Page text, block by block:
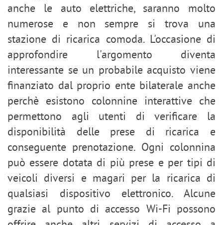
anche le auto elettriche, saranno molto
numerose e non sempre si trova una
stazione di ricarica comoda. L'occasione di
approfondire l'argomento diventa
interessante se un probabile acquisto viene
finanziato dal proprio ente bilaterale anche
perchè esistono colonnine interattive che
permettono agli utenti di verificare la
disponibilità delle prese di ricarica e
conseguente prenotazione. Ogni colonnina
può essere dotata di più prese e per tipi di
veicoli diversi e magari per la ricarica di
qualsiasi dispositivo elettronico. Alcune
grazie al punto di accesso Wi-Fi possono